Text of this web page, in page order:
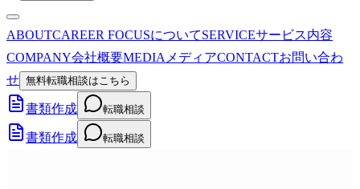
ABOUTCAREER FOCUSについてSERVICEサービス内容
COMPANY会社概要MEDIA メディアCONTACTお問い合わ
せ 無料転職相談はこちら
書類作成 転職相談
書類作成 転職相談